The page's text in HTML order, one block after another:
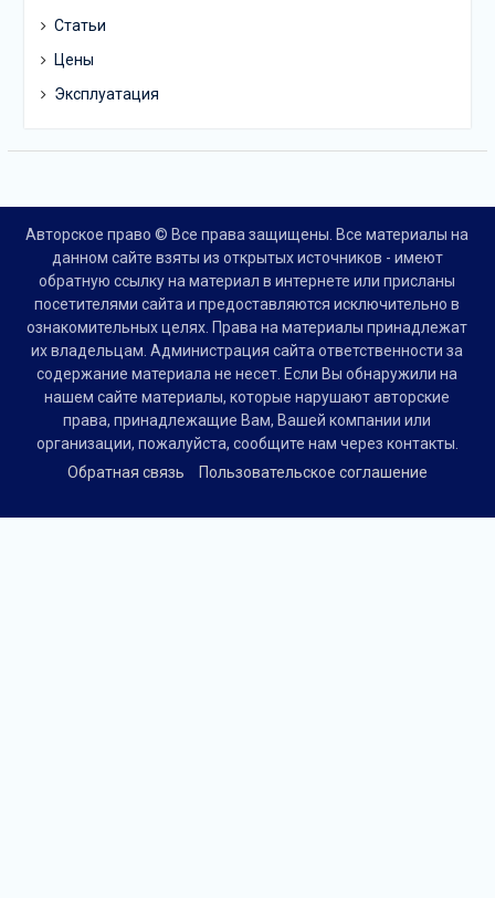
Статьи
Цены
Эксплуатация
Авторское право © Все права защищены. Все материалы на
данном сайте взяты из открытых источников - имеют
обратную ссылку на материал в интернете или присланы
посетителями сайта и предоставляются исключительно в
ознакомительных целях. Права на материалы принадлежат
их владельцам. Администрация сайта ответственности за
содержание материала не несет. Если Вы обнаружили на
нашем сайте материалы, которые нарушают авторские
права, принадлежащие Вам, Вашей компании или
организации, пожалуйста, сообщите нам через контакты.
Обратная связь
Пользовательское соглашение